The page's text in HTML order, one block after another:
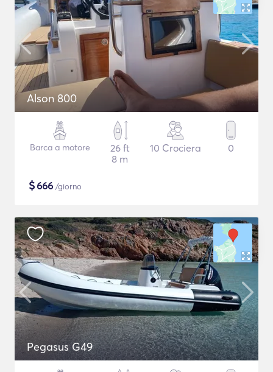
Alson 800
Barca a motore
26 ft
8 m
10 Crociera 0
$666 /giorno
Pegasus G49